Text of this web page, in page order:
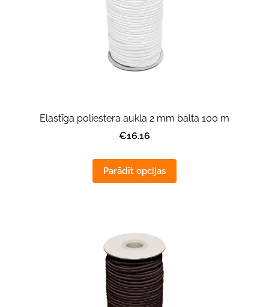
Elastīga poliestera aukla 2 mm balta 100 m
€16.16
Parādīt opcijas